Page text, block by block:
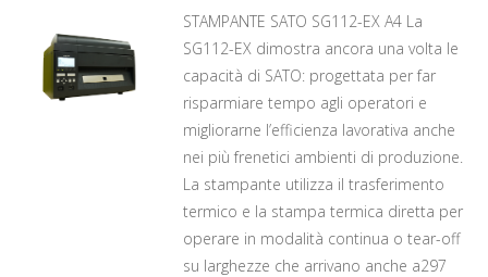
STAMPANTE SATO SG112-EX A4 La
SG112-EX dimostra ancora una volta le
capacità di SATO: progettata per far
risparmiare tempo agli operatori e
migliorarne l’efficienza lavorativa anche
nei più frenetici ambienti di produzione.
La stampante utilizza il trasferimento
termico e la stampa termica diretta per
operare in modalità continua o tear-off
su larghezze che arrivano anche a297